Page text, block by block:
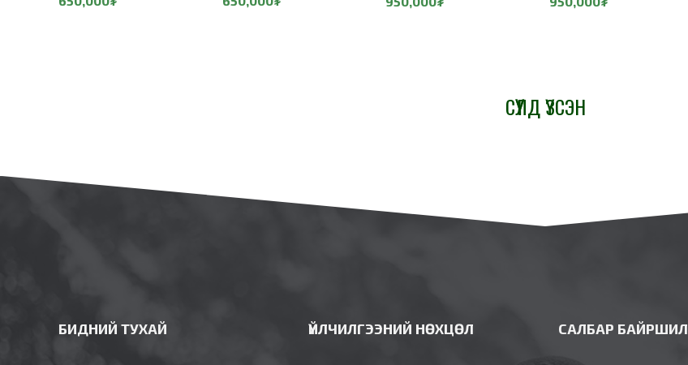
СҮҮЛД ҮЗСЭН
БИДНИЙ ТУХАЙ ҮЙЛЧИЛГЭЭНИЙ НӨХЦӨЛ САЛБАР БАЙРШИЛ